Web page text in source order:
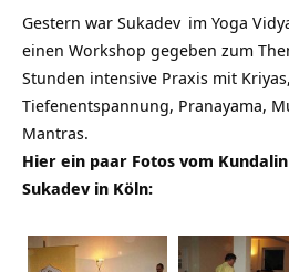
Gestern war Sukadev im Yoga
einen Workshop gegeben zum
Stunden intensive Praxis mit
Tiefenentspannung, Pranayama,
Mantras.
Hier ein paar Fotos vom
Sukadev in Köln: